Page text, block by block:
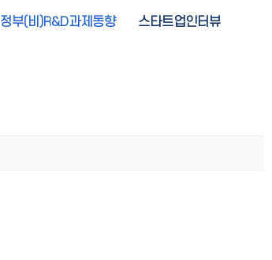
정부(비)R&D과제동향 스타트업인터뷰